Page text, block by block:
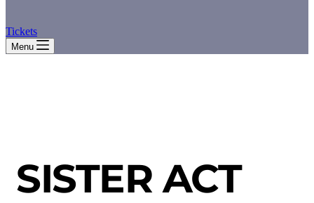
Tickets
Menu
SISTER ACT